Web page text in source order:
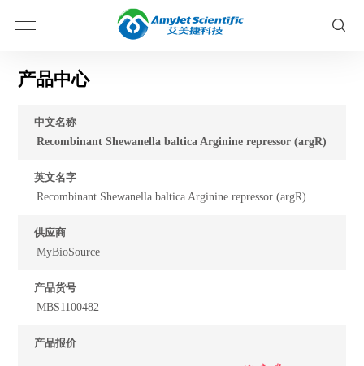
产品中心
中文名称
Recombinant Shewanella baltica Arginine repressor (argR)
英文名字
Recombinant Shewanella baltica Arginine repressor (argR)
供应商
MyBioSource
产品货号
MBS1100482
产品报价